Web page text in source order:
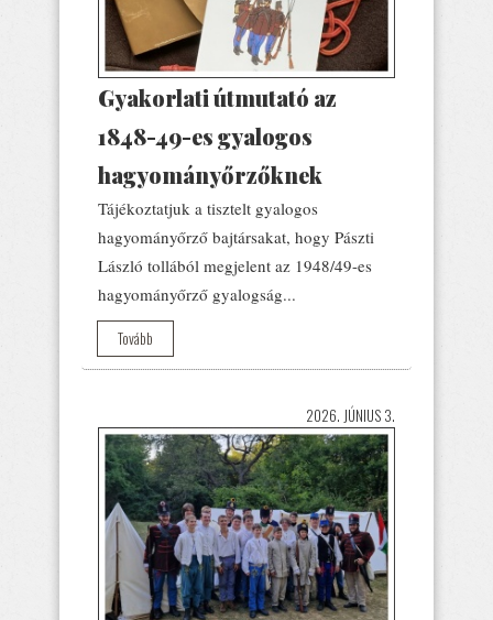
Gyakorlati útmutató az
1848-49-es gyalogos
hagyományőrzőknek
Tájékoztatjuk a tisztelt gyalogos
hagyományőrző bajtársakat, hogy Pászti
László tollából megjelent az 1948/49-es
hagyományőrző gyalogság...
Tovább
2026. JÚNIUS 3.